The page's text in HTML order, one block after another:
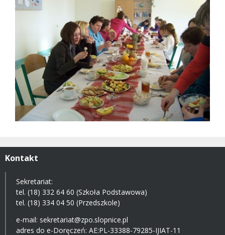
Kontakt
Sekretariat:
tel. (18) 332 64 60 (Szkoła Podstawowa)
tel. (18) 334 04 50 (Przedszkole)
e-mail: sekretariat@zpo.slopnice.pl
adres do e-Doręczeń: AE:PL-33388-79285-IJIAT-11